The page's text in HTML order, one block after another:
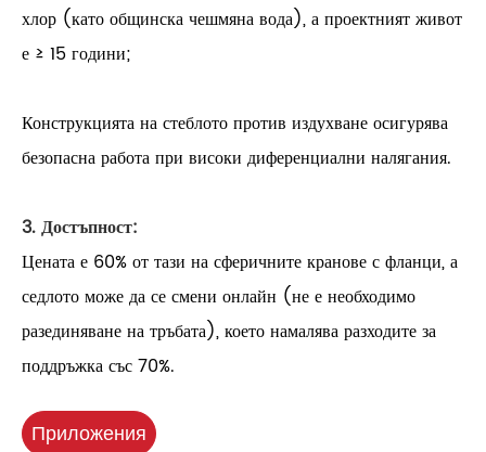
хлор (като общинска чешмяна вода), а проектният живот
е ≥ 15 години;
Конструкцията на стеблото против издухване осигурява
безопасна работа при високи диференциални налягания.
3. Достъпност:
Цената е 60% от тази на сферичните кранове с фланци, а
седлото може да се смени онлайн (не е необходимо
разединяване на тръбата), което намалява разходите за
поддръжка със 70%.
Приложения